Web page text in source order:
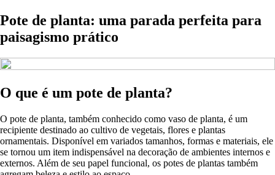
Pote de planta: uma parada perfeita para
paisagismo prático
O que é um pote de planta?
O pote de planta, também conhecido como vaso de planta, é um
recipiente destinado ao cultivo de vegetais, flores e plantas
ornamentais. Disponível em variados tamanhos, formas e materiais, ele
se tornou um item indispensável na decoração de ambientes internos e
externos. Além de seu papel funcional, os potes de plantas também